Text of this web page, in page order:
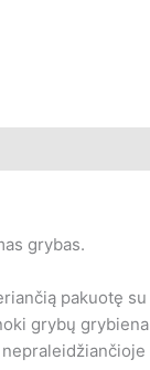
grybas.
pakuotę su
grybų grybiena